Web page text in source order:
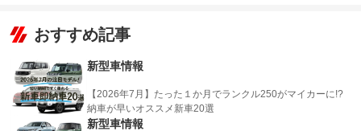
おすすめ記事
新型車情報
【2026年7月】たった１か月でランクル250がマイカーに!?
納車が早いオススメ新車20選
新型車情報